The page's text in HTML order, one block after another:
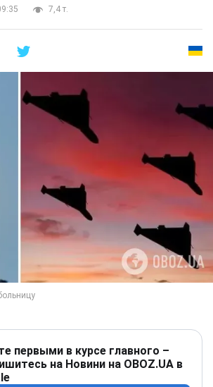
7,4 т.
первыми в курсе главного –
на Новини на OBOZ.UA в